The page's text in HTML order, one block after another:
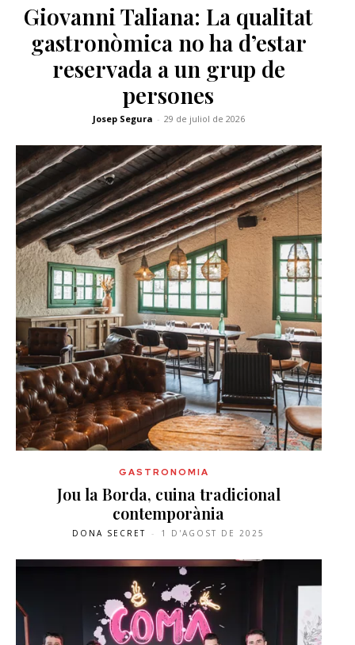
Giovanni Taliana: La qualitat
gastronòmica no ha d’estar
reservada a un grup de
persones
Josep Segura - 29 de juliol de 2026
GASTRONOMIA
Jou la Borda, cuina tradicional
contemporània
DONA SECRET - 1 D'AGOST DE 2025